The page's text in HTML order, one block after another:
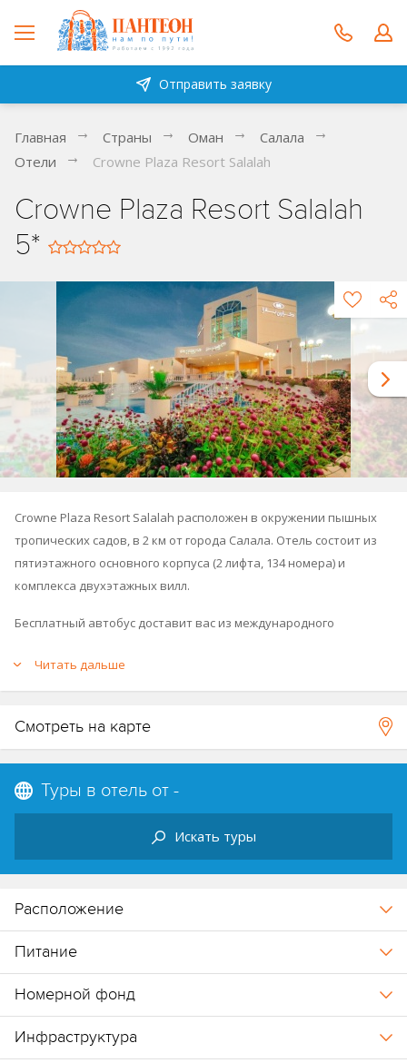
Отправить заявку
Главная Страны Оман
Салала
Отели
Crowne Plaza Resort Salalah
Crowne Plaza Resort Salalah
5*
Crowne Plaza Resort Salalah расположен в окружении пышных
тропических садов, в 2 км от города Салала. Отель состоит из
пятиэтажного основного корпуса (2 лифта, 134 номера) и
комплекса двухэтажных вилл.
Бесплатный автобус доставит вас из международного
Принадлежит гостинечной сети Crowne Plaza (
Centre).
Читать дальше
Смотреть на карте
Расположение
Инфраструктура
Спорт и развлечения
Спа/лечение
Для детей